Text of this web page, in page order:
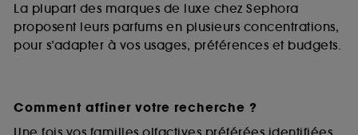
La plupart des marques de luxe chez Sephora
proposent leurs parfums en plusieurs concentrations,
pour s’adapter à vos usages, préférences et budgets.
Comment affiner votre recherche ?